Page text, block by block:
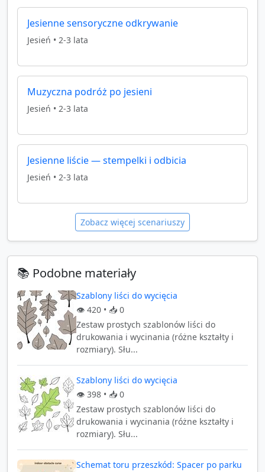
Jesienne sensoryczne odkrywanie
Jesień • 2-3 lata
Muzyczna podróż po jesieni
Jesień • 2-3 lata
Jesienne liście — stempelki i odbicia
Jesień • 2-3 lata
Zobacz więcej scenariuszy
📚 Podobne materiały
Szablony liści do wycięcia
👁️ 420 • 📥 0
Zestaw prostych szablonów liści do
drukowania i wycinania (różne kształty i
rozmiary). Słu...
Szablony liści do wycięcia
👁️ 398 • 📥 0
Zestaw prostych szablonów liści do
drukowania i wycinania (różne kształty i
rozmiary). Słu...
Schemat toru przeszkód: Spacer po parku